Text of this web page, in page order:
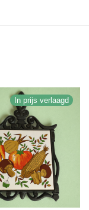
In prijs verlaagd